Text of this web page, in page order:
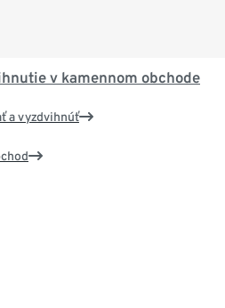
v kamennom obchode
a vyzdvihnúť